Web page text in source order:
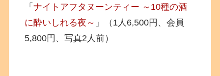
「ナイトアフタヌーンティー ～10種の酒
に酔いしれる夜～ 」
（1人6,500円、会員
5,800円、写真2人前）